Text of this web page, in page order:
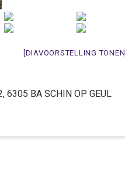
[DIAVOORSTELLING TONEN]
6305 BA SCHIN OP GEUL